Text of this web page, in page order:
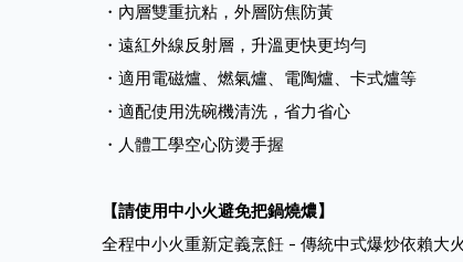
・內層雙重抗粘，外層防焦防黃
・遠紅外線反射層，升溫更快更均勻
・適用電磁爐、燃氣爐、電陶爐、卡式爐等
・適配使用洗碗機清洗，省力省心
・人體工學空心防燙手握
【請使用中小火避免把鍋燒燶】
全程中小火重新定義烹飪 - 傳統中式爆炒依賴大